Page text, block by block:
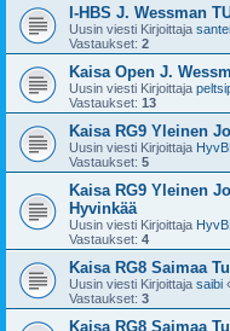
I-HBS J. Wessman
Uusin viesti Kirjoittaja
Vastaukset: 2
Kaisa Open J.
Uusin viesti Kirjoittaja
Vastaukset: 13
Kaisa RG9 Yleinen
Uusin viesti Kirjoittaja
Vastaukset: 5
Kaisa RG9 Yleinen
Hyvinkää
Uusin viesti Kirjoittaja
Vastaukset: 4
Kaisa RG8 Saimaa
Uusin viesti Kirjoittaja saibi
Vastaukset: 3
Kaisa RG8 Saimaa